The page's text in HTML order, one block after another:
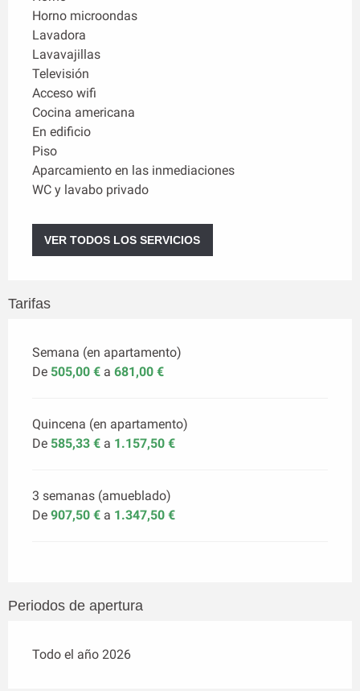
Horno microondas
Lavadora
Lavavajillas
Televisión
Acceso wifi
Cocina americana
En edificio
Piso
Aparcamiento en las inmediaciones
WC y lavabo privado
VER TODOS LOS SERVICIOS
Tarifas
Semana (en apartamento)
De 505,00 € a 681,00 €
Quincena (en apartamento)
De 585,33 € a 1.157,50 €
3 semanas (amueblado)
De 907,50 € a 1.347,50 €
Periodos de apertura
Todo el año 2026